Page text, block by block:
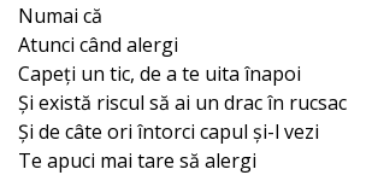
Numai că
Atunci când alergi
Capeți un tic, de a te uita înapoi
Și există riscul să ai un drac în rucsac
Și de câte ori întorci capul și-l vezi
Te apuci mai tare să alergi